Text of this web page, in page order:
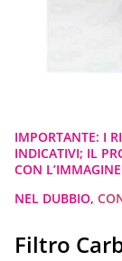
IMPORTANTE: I
INDICATIVI; IL
CON
NEL DUBBIO,
Filtro